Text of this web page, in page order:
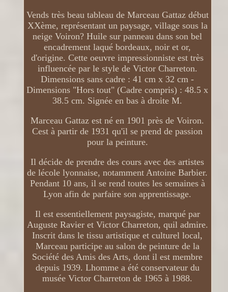
Vends très beau tableau de Marceau Gattaz début
XXème, représentant un paysage, village sous la
neige Voiron? Huile sur panneau dans son bel
encadrement laqué bordeaux, noir et or,
d'origine. Cette oeuvre impressionniste est très
influencée par le style de Victor Charreton.
Dimensions sans cadre : 41 cm x 32 cm -
Dimensions "Hors tout" (Cadre compris) : 48.5 x
38.5 cm. Signée en bas à droite M.
Marceau Gattaz est né en 1901 près de Voiron.
Cest à partir de 1931 qu'il se prend de passion
pour la peinture.
Il décide de prendre des cours avec des artistes
de lécole lyonnaise, notamment Antoine Barbier.
Pendant 10 ans, il se rend toutes les semaines à
Lyon afin de parfaire son apprentissage.
Il est essentiellement paysagiste, marqué par
Auguste Ravier et Victor Charreton, quil admire.
Inscrit dans le tissu artistique et culturel local,
Marceau participe au salon de peinture de la
Société des Amis des Arts, dont il est membre
depuis 1939. Lhomme a été conservateur du
musée Victor Charreton de 1965 à 1988.